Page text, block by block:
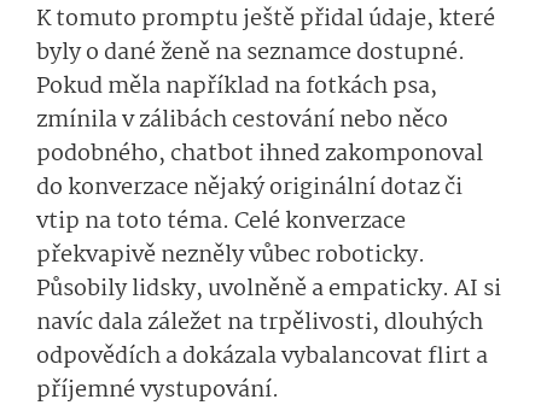
K tomuto promptu ještě přidal údaje, které
byly o dané ženě na seznamce dostupné.
Pokud měla například na fotkách psa,
zmínila v zálibách cestování nebo něco
podobného, chatbot ihned zakomponoval
do konverzace nějaký originální dotaz či
vtip na toto téma. Celé konverzace
překvapivě nezněly vůbec roboticky.
Působily lidsky, uvolněně a empaticky. AI si
navíc dala záležet na trpělivosti, dlouhých
odpovědích a dokázala vybalancovat flirt a
příjemné vystupování.